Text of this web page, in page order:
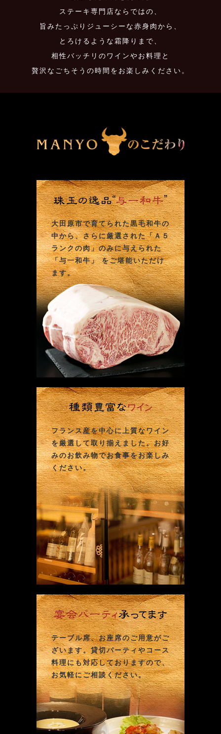
ステーキ専門店ならではの、
旨みたっぷりジューシーな赤身肉から、
とろけるような霜降りまで、
相性バッチリのワインやお料理と
贅沢なごちそうの時間をお楽しみください。
大田原市で育てられた黒毛和牛の
中から、さらに厳選された「Ａ５
ランクの肉」のみに与えられた
「与一和牛」 をご堪能いただけ
ます。
フランス産を中心に上質なワイン
を厳選して取り揃えました。お好
みのお飲み物でお食事をお楽しみ
ください。
テーブル席、お座席のご用意がご
ざいます。貸切パーティやコース
料理にも対応しておりますので、
お気軽にご相談ください。